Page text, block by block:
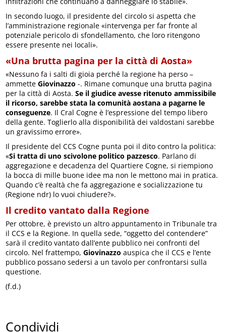
In secondo luogo, il presidente del circolo si aspetta che
l’amministrazione regionale «intervenga per far fronte al
potenziale pericolo di sfondellamento, che loro ritengono
essere presente nei locali».
«Una brutta pagina per la città di Aosta»
«Nessuno fa i salti di gioia perché la regione ha perso –
ammetteGiovinazzo -. Rimane comunque una brutta pagina
per la città di Aosta.Se il giudice avesse ritenuto ammissibile
il ricorso, sarebbe stata la comunità aostana a pagarne le
conseguenze. Il Cral Cogne è l’espressione del tempo libero
della gente. Toglierlo alla disponibilità dei valdostani sarebbe
un gravissimo errore».
Il presidente del CCS Cogne punta poi il dito contro la politica:
«Si tratta di uno scivolone politico pazzesco. Parlano di
aggregazione e decadenza del Quartiere Cogne, si riempiono
la bocca di mille buone idee ma non le mettono mai in pratica.
Quando c’è realtà che fa aggregazione e socializzazione tu
(Regione ndr) lo vuoi chiudere?».
Il credito vantato dalla Regione
Per ottobre, è previsto un altro appuntamento in Tribunale tra
il CCS e la Regione. In quella sede, “oggetto del contendere”
sarà il credito vantato dall’ente pubblico nei confronti del
circolo. Nel frattempo,Giovinazzo auspica che il CCS e l’ente
pubblico possano sedersi a un tavolo per confrontarsi sulla
questione.
(f.d.)
Condividi